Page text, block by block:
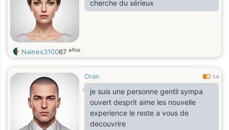
cherche du sérieux
Naines310067 años
Oran 0.6
je suis une personne gentil sympa
ouvert desprit aime les nouvelle
experience le reste a vous de
decouvrire